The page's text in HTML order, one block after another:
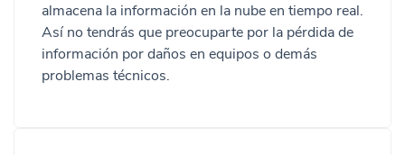
almacena la información en la nube en tiempo real.
Así no tendrás que preocuparte por la pérdida de
información por daños en equipos o demás
problemas técnicos.